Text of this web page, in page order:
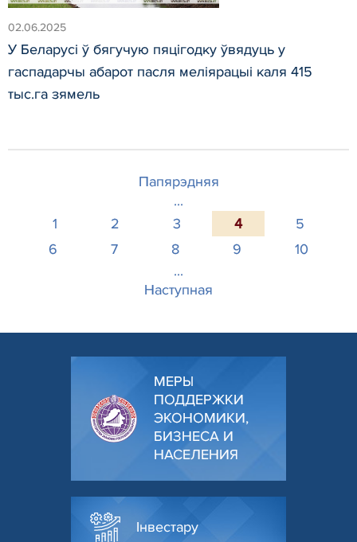
02.06.2025
У Беларусі ў бягучую пяцігодку ўвядуць у
гаспадарчы абарот пасля меліярацыі каля 415
тыс.га зямель
Папярэдняя
...
1
2 3 4
5
6
7 8 9
10
...
Наступная
МЕРЫ
ПОДДЕРЖКИ
ЭКОНОМИКИ,
БИЗНЕСА И
НАСЕЛЕНИЯ
Інвестару